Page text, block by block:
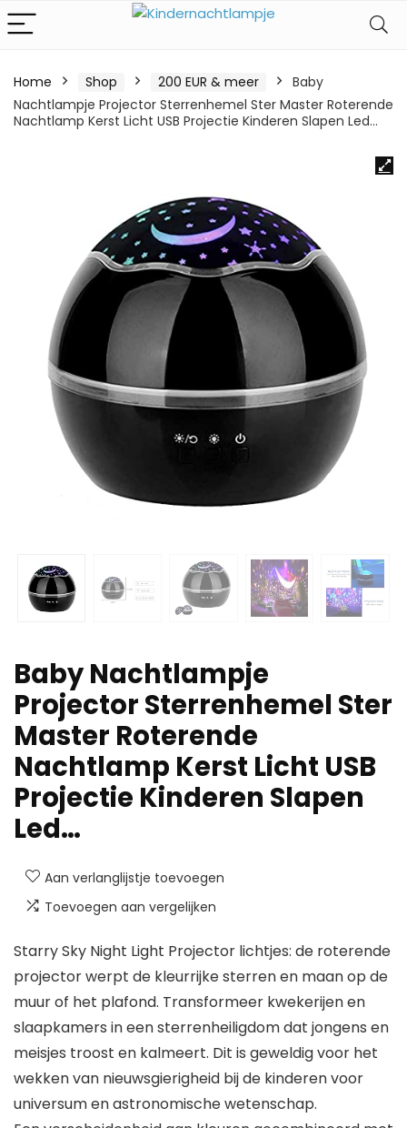
Home Shop 200 EUR & meer
Baby
Nachtlampje Projector Sterrenhemel Ster Master Roterende
Nachtlamp Kerst Licht USB Projectie Kinderen Slapen Led…
Baby Nachtlampje
Projector Sterrenhemel Ster
Master Roterende
Nachtlamp Kerst Licht USB
Projectie Kinderen Slapen
Led…
Aan verlanglijstje toevoegen
Toevoegen aan vergelijken
Starry Sky Night Light Projector lichtjes: de roterende
projector werpt de kleurrijke sterren en maan op de
muur of het plafond. Transformeer kwekerijen en
slaapkamers in een sterrenheiligdom dat jongens en
meisjes troost en kalmeert. Dit is geweldig voor het
wekken van nieuwsgierigheid bij de kinderen voor
universum en astronomische wetenschap.